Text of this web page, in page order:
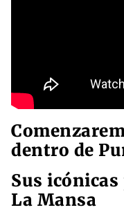
dentro de
Sus
La Mansa